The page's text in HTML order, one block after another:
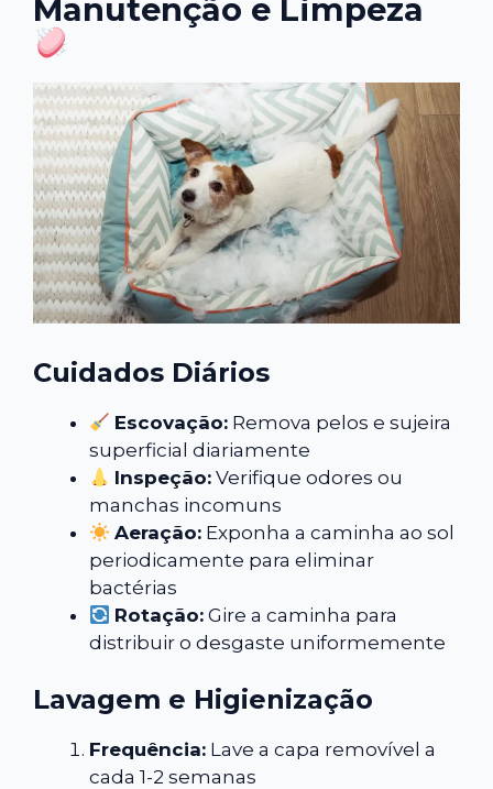
Manutenção e Limpeza
Cuidados Diários
Escovação: Remova pelos e sujeira
superficial diariamente
Inspeção: Verifique odores ou
manchas incomuns
Aeração: Exponha a caminha ao sol
periodicamente para eliminar
bactérias
Rotação: Gire a caminha para
distribuir o desgaste uniformemente
Lavagem e Higienização
Frequência: Lave a capa removível a
cada 1-2 semanas